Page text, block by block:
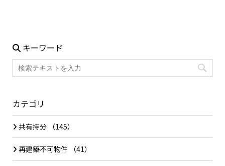
キーワード
カテゴリ
共有持分 （145）
再建築不可物件 （41）